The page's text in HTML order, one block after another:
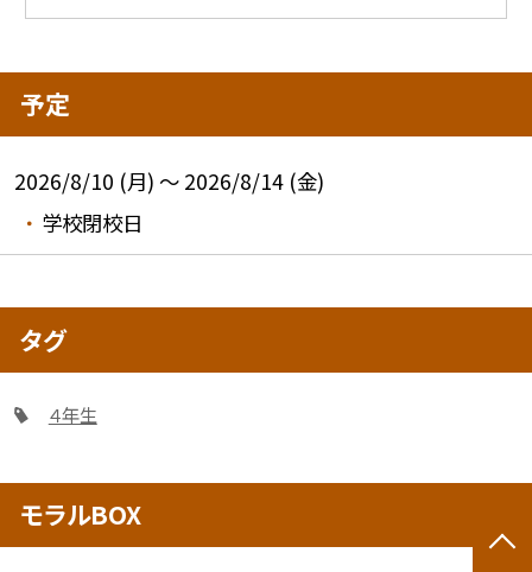
予定
2026/8/10 (月) ～ 2026/8/14 (金)
学校閉校日
タグ
４年生
モラルBOX